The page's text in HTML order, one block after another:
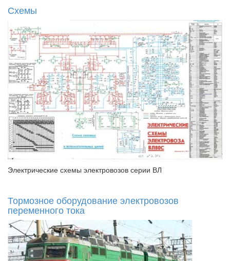
Схемы
Электрические схемы электровозов серии ВЛ
Тормозное оборудование электровозов
переменного тока